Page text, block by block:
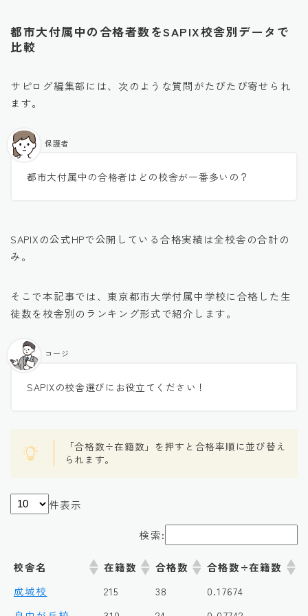
都市大付属中の合格者数をSAPIX校舎別データで
比較
サピログ編集部には、次のような質問がたびたび寄せられ
ます。
都市大付属中の合格者はどの校舎が一番多いの？
保護者
SAPIXの公式HPで公開している合格実績は全校舎の合計の
み。
そこで本記事では、東京都市大学付属中学校に合格した生
徒数を校舎別のランキング形式で紹介します。
SAPIXの校舎選びにお役立てください！
コージ
「合格数÷在籍数」を押すと合格率順に並び替え
られます。
件表示
検索:
校舎名 在籍数 合格数
合格数÷在籍数
成城校
215 38
0.17674